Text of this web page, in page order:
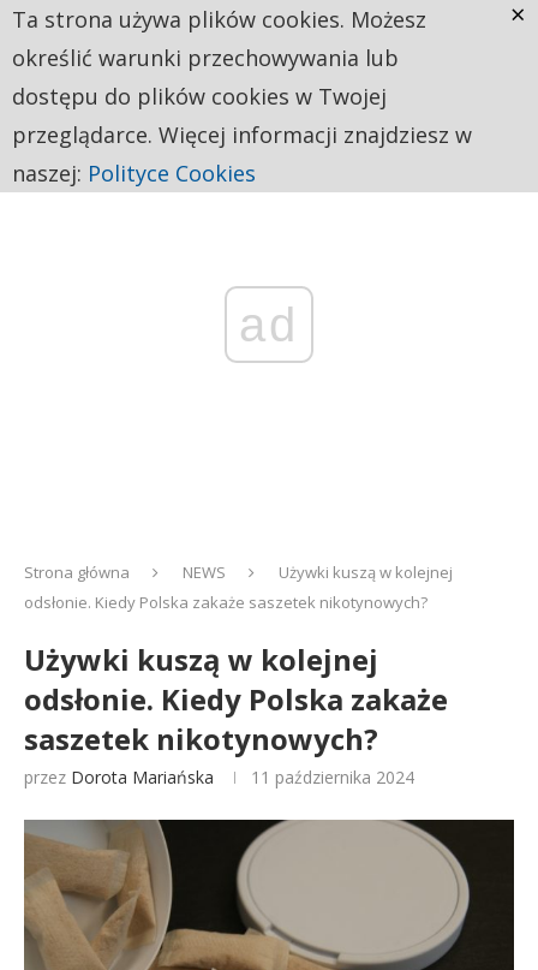
ad
Strona główna NEWS
Używki kuszą w kolejnej
odsłonie. Kiedy Polska zakaże saszetek nikotynowych?
Używki kuszą w kolejnej
odsłonie. Kiedy Polska zakaże
saszetek nikotynowych?
przez Dorota Mariańska 11 października 2024
Ta strona używa plików cookies. Możesz
określić warunki przechowywania lub
dostępu do plików cookies w Twojej
przeglądarce. Więcej informacji znajdziesz w
naszej: Polityce Cookies
×